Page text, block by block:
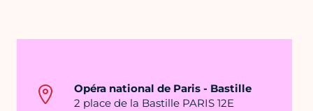
Opéra national de Paris - Bastille
2 place de la Bastille PARIS 12E